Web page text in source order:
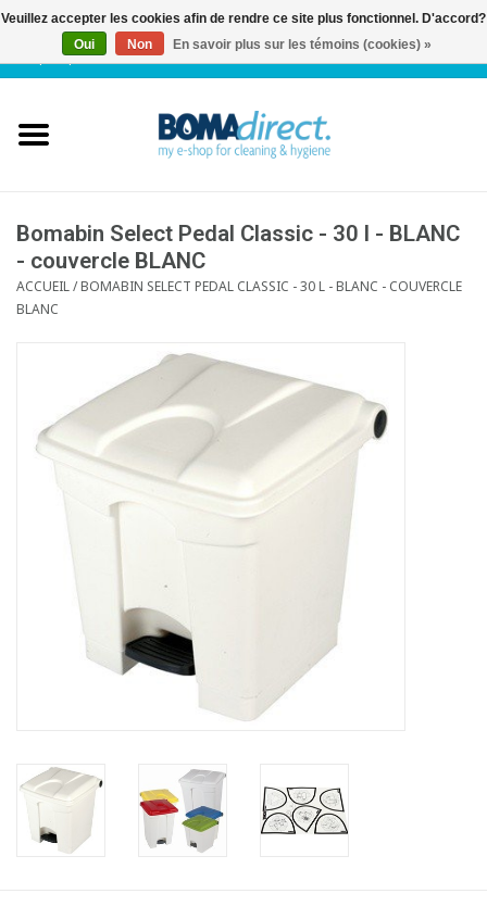
FR| 0 Articles
Service client
Blog
Bomabin Select Pedal Classic - 30 l - BLANC
- couvercle BLANC
ACCUEIL/BOMABIN SELECT PEDAL CLASSIC - 30 L - BLANC - COUVERCLE
BLANC
Veuillez accepter les cookies afin de rendre ce site plus fonctionnel. D'accord?
Oui
Non En savoir plus sur les témoins (cookies) »